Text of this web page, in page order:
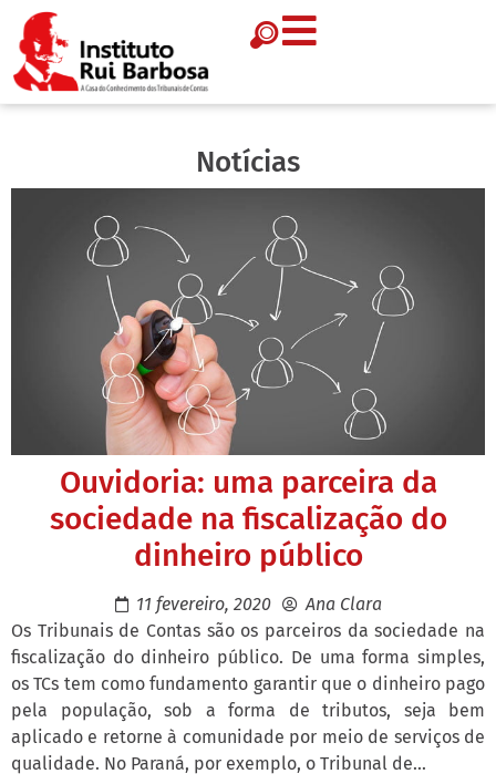
Notícias
Ouvidoria: uma parceira da
sociedade na fiscalização do
dinheiro público
11 fevereiro, 2020
Ana Clara
Os Tribunais de Contas são os parceiros da sociedade na
fiscalização do dinheiro público. De uma forma simples,
os TCs tem como fundamento garantir que o dinheiro pago
pela população, sob a forma de tributos, seja bem
aplicado e retorne à comunidade por meio de serviços de
qualidade. No Paraná, por exemplo, o Tribunal de...